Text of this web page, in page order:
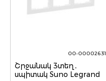
00-00002631
Շրջանակ 3տեղ․
սպիտակ Suno Legrand